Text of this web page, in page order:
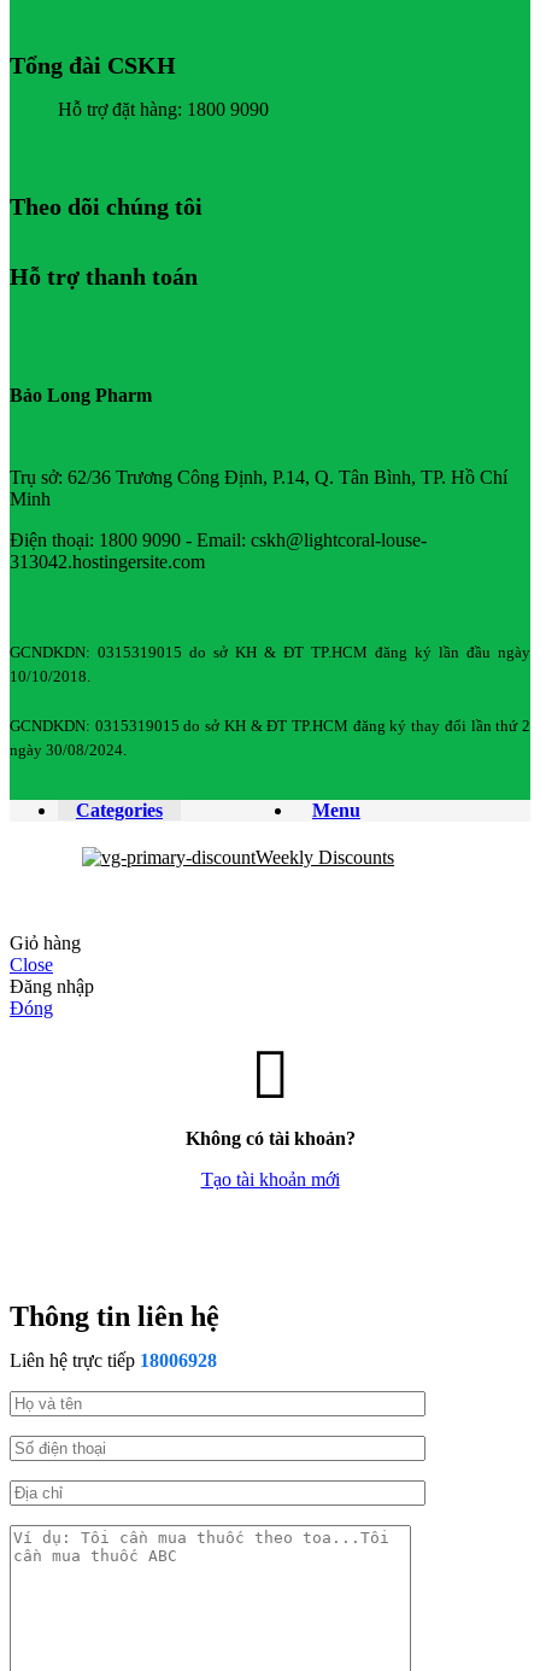
Tổng đài CSKH
Hỗ trợ đặt hàng: 1800 9090
Theo dõi chúng tôi
Hỗ trợ thanh toán
Bảo Long Pharm
Trụ sở: 62/36 Trương Công Định, P.14, Q. Tân Bình, TP. Hồ Chí
Minh
Điện thoại: 1800 9090 - Email: cskh@lightcoral-louse-
313042.hostingersite.com
GCNDKDN: 0315319015 do sở KH & ĐT TP.HCM đăng ký lần đầu ngày
10/10/2018.
GCNDKDN: 0315319015 do sở KH & ĐT TP.HCM đăng ký thay đổi lần thứ 2
ngày 30/08/2024.
Menu
Categories
Weekly Discounts
Giỏ hàng
Close
Đăng nhập
Đóng
Không có tài khoản?
Tạo tài khoản mới
Thông tin liên hệ
Liên hệ trực tiếp 18006928